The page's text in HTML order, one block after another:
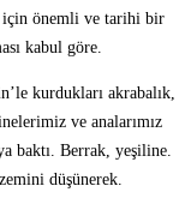
için önemli ve tarihi bir
kabul göre.
kurdukları akrabalık,
ve analarımız
baktı. Berrak, yeşiline.
düşünerek.